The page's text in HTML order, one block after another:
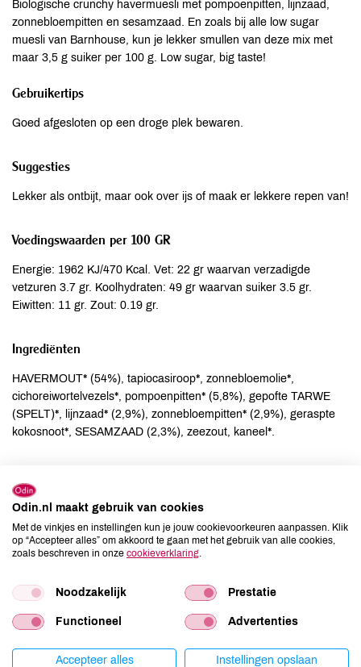
Biologische crunchy havermuesli met pompoenpitten, lijnzaad,
zonnebloempitten en sesamzaad. En zoals bij alle low sugar
muesli van Barnhouse, kun je lekker smullen van deze mix met
maar 3,5 g suiker per 100 g. Low sugar, big taste!
Gebruikertips
Goed afgesloten op een droge plek bewaren.
Suggesties
Lekker als ontbijt, maar ook over ijs of maak er lekkere repen van!
Voedingswaarden per 100 GR
Energie: 1962 KJ/470 Kcal. Vet: 22 gr waarvan verzadigde
vetzuren 3.7 gr. Koolhydraten: 49 gr waarvan suiker 3.5 gr.
Eiwitten: 11 gr. Zout: 0.19 gr.
Ingrediënten
HAVERMOUT* (54%), tapiocasiroop*, zonnebloemolie*,
cichoreiwortelvezels*, pompoenpitten* (5,8%), gepofte TARWE
(SPELT)*, lijnzaad* (2,9%), zonnebloempitten* (2,9%), geraspte
kokosnoot*, SESAMZAAD (2,3%), zeezout, kaneel*.
Aardnoten
kan bevatten
Ei
niet aanwezig
Gluten
aanwezig
Lupine
niet aanwezig
Mosterd
niet aanwezig
Schaaldieren
niet aanwezig
Odin.nl maakt gebruik van cookies
Met de vinkjes en instellingen kun je jouw cookievoorkeuren aanpassen. Klik
op “Accepteer alles” om akkoord te gaan met het gebruik van alle cookies,
zoals beschreven in onze cookieverklaring
Noodzakelijk Prestatie
Functioneel Advertenties
Accepteer alles Instellingen opslaan